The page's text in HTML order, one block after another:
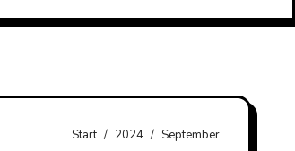
Start 2024 September